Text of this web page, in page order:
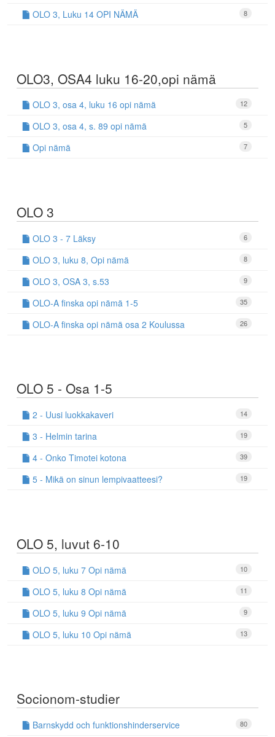
8
OLO 3, Luku 14 OPI NÄMÄ
OLO3, OSA4 luku 16-20,opi nämä
12
OLO 3, osa 4, luku 16 opi nämä
5
OLO 3, osa 4, s. 89 opi nämä
7
Opi nämä
OLO 3
6
OLO 3 - 7 Läksy
8
OLO 3, luku 8, Opi nämä
9
OLO 3, OSA 3, s.53
35
OLO-A finska opi nämä 1-5
26
OLO-A finska opi nämä osa 2 Koulussa
OLO 5 - Osa 1-5
14
2 - Uusi luokkakaveri
19
3 - Helmin tarina
39
4 - Onko Timotei kotona
19
5 - Mikä on sinun lempivaatteesi?
OLO 5, luvut 6-10
10
OLO 5, luku 7 Opi nämä
11
OLO 5, luku 8 Opi nämä
9
OLO 5, luku 9 Opi nämä
13
OLO 5, luku 10 Opi nämä
Socionom-studier
80
Barnskydd och funktionshinderservice